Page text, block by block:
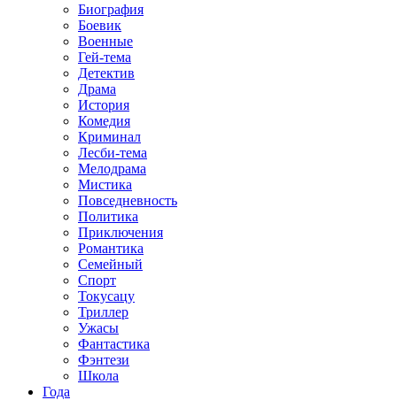
Биография
Боевик
Военные
Гей-тема
Детектив
Драма
История
Комедия
Криминал
Лесби-тема
Мелодрама
Мистика
Повседневность
Политика
Приключения
Романтика
Семейный
Спорт
Токусацу
Триллер
Ужасы
Фантастика
Фэнтези
Школа
Года